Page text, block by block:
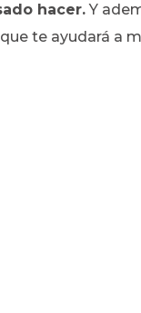
hacer.Y
te ayudará a